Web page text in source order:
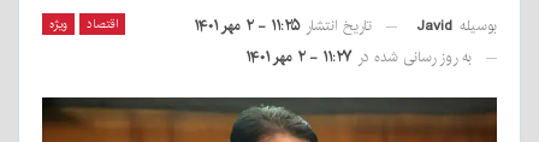
اقتصاد ویژه بوسیله Javid تاریخ انتشار ۱۱:۲۵ - ۲ مهر ۱۴۰۱
به روز رسانی شده در ۱۱:۲۷ - ۲ مهر ۱۴۰۱